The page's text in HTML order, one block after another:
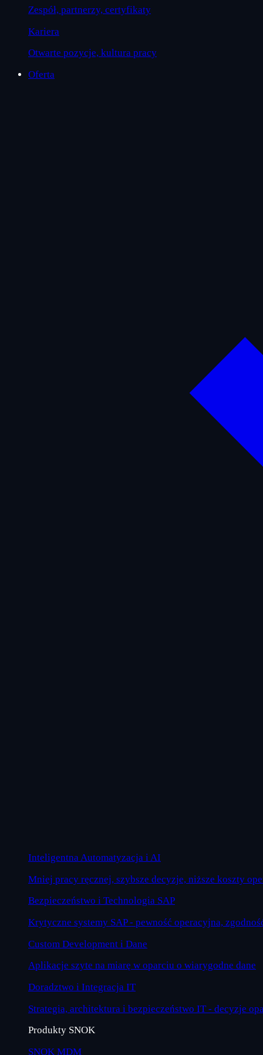
Zespół, partnerzy, certyfikaty
Kariera
Otwarte pozycje, kultura pracy
Oferta
Inteligentna Automatyzacja i AI
Mniej pracy ręcznej, szybsze decyzje, niższe koszty
Bezpieczeństwo i Technologia SAP
Krytyczne systemy SAP - pewność operacyjna,
Custom Development i Dane
Aplikacje szyte na miarę w oparciu o wiarygodne dane
Doradztwo i Integracja IT
Strategia, architektura i bezpieczeństwo IT - decyzje
Produkty SNOK
SNOK MDM